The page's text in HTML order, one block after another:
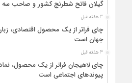
گیلان فاتح شطرنج کشور و صاحب
3 هفته قبل
چای فراتر از یک محصول اقتصادی،
جهان است
3 هفته قبل
چای لاهیجان فراتر از یک محصول،
پیوندهای اجتماعی است